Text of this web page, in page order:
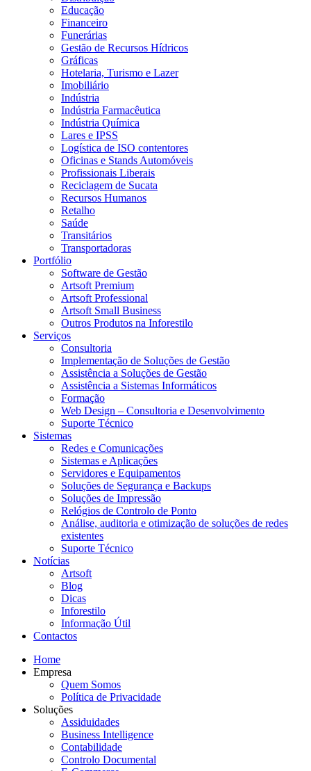
Educação
Financeiro
Funerárias
Gestão de Recursos Hídricos
Gráficas
Hotelaria, Turismo e Lazer
Imobiliário
Indústria
Indústria Farmacêutica
Indústria Química
Lares e IPSS
Logística de ISO contentores
Oficinas e Stands Automóveis
Profissionais Liberais
Reciclagem de Sucata
Recursos Humanos
Retalho
Saúde
Transitários
Transportadoras
Portfólio
Software de Gestão
Artsoft Premium
Artsoft Professional
Artsoft Small Business
Outros Produtos na Inforestilo
Serviços
Consultoria
Implementação de Soluções de Gestão
Assistência a Soluções de Gestão
Assistência a Sistemas Informáticos
Formação
Web Design – Consultoria e Desenvolvimento
Suporte Técnico
Sistemas
Redes e Comunicações
Sistemas e Aplicações
Servidores e Equipamentos
Soluções de Segurança e Backups
Soluções de Impressão
Relógios de Controlo de Ponto
Análise, auditoria e otimização de soluções de redes
existentes
Suporte Técnico
Notícias
Artsoft
Blog
Dicas
Inforestilo
Informação Útil
Contactos
Home
Empresa
Quem Somos
Política de Privacidade
Soluções
Assiduidades
Business Intelligence
Contabilidade
Controlo Documental